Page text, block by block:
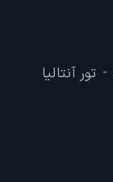
- تور آنتالیا